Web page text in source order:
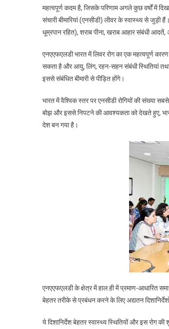
महत्वपूर्ण कदम है, जिसके परिणाम अगले कुछ वर्षों में
संचारी बीमारियां (एनसीडी) लीवर के स्वास्थ्य से जुड़ी
धूम्रपान रहित), शराब पीना, खराब आहार संबंधी आदतें,
एनएएफएलडी भारत में लिवर रोग का एक महत्वपूर्ण
सकता है और आयु, लिंग, रहन-सहन संबंधी स्थितियां
इससे संबंधित बीमारी से पीड़ित होंगे।
भारत में वैश्विक स्तर पर एनसीडी रोगियों की संख्या
बोझ और इससे निपटने की आवश्यकता को देखते हुए,
देश बन गया है।
एनएएफएलडी के क्षेत्र में हाल ही में प्रमाण-आधारित
बेहतर तरीके से प्रबंधन करने के लिए अद्यतन
ये दिशानिर्देश बेहतर स्वास्थ्य स्थितियों और इस रोग